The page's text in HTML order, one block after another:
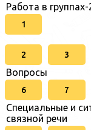
Работа в группах-
1
2 3
Вопросы
6 7
Специальные и
связной речи